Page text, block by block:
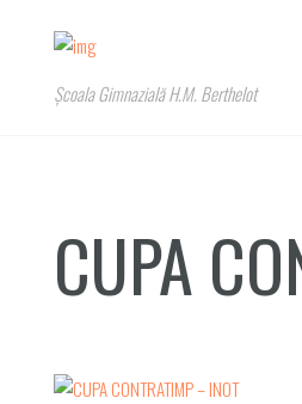
Școala Gimnazială H.M. Berthelot
CUPA